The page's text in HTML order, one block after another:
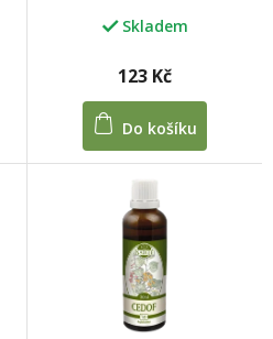
Skladem
123 Kč
Do košíku